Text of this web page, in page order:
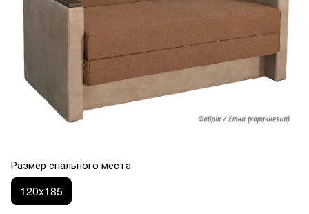
Размер спального места
120x185